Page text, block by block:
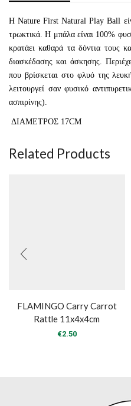
Η Nature FirstNatural Play Ball
τρωκτικά. Η μπάλα είναι 100%
κρατάει καθαρά τα δόντια τους
διασκέδασης και άσκησης.
που βρίσκεται στο φλυό της
λειτουργεί σαν φυσικό
ασπιρίνης).
ΔΙΑΜΕΤΡΟΣ 17CM
Related Products
FLAMINGO Carry Carrot
Rattle 11x4x4cm
€2.50